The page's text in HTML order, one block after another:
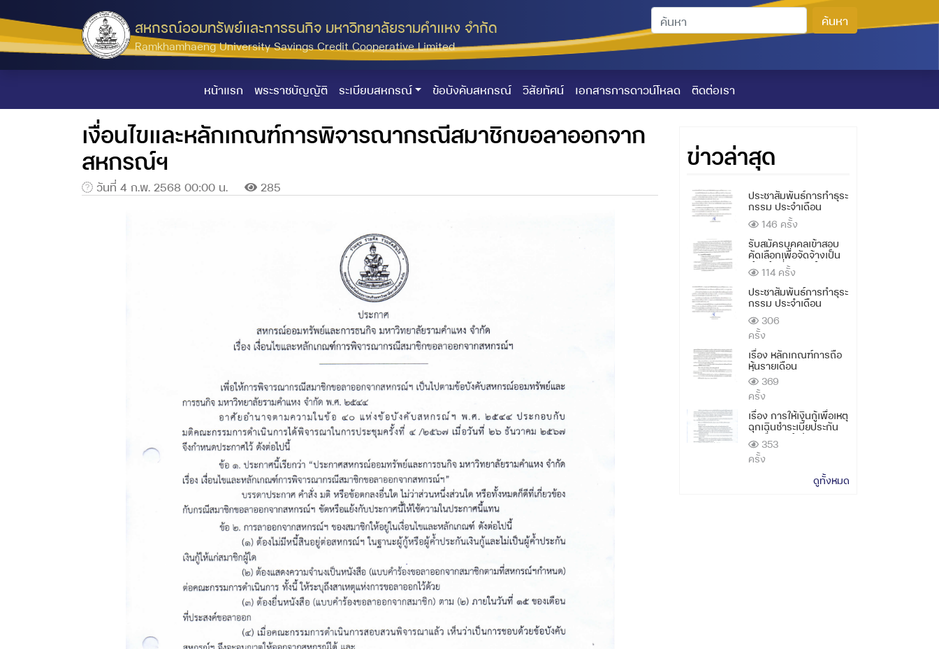
สหกรณ์ออมทรัพย์และการธนกิจ มหาวิทยาลัยรามคำแหง จำกัด
Ramkhamhaeng University Savings Credit Cooperative Limited
ค้นหา
หน้าแรก พระราชบัญญัติ ระเบียบสหกรณ์ ข้อบังคับสหกรณ์ วิสัยทัศน์ เอกสารการดาวน์โหลด ติดต่อเรา
เงื่อนไขและหลักเกณฑ์การพิจารณากรณีสมาชิกขอลาออกจาก
สหกรณ์ฯ
วันที่ 4 ก.พ. 2568 00:00 น. 285
ข่าวล่าสุด
ประชาสัมพันธ์การทำธุระ
กรรม ประจำเดือน
สิงหาคม 2569
146 ครั้ง
รับสมัครบุคคลเข้าสอบ
คัดเลือกเพื่อจัดจ้างเป็น
เจ้าหน้าที่สหกรณ์
ตำแหน่งเจ้าหน้าที่การ
เงิน 1 อัตรา
114 ครั้ง
ประชาสัมพันธ์การทำธุระ
กรรม ประจำเดือน
กรกฎาคม 2569
306
ครั้ง
เรื่อง หลักเกณฑ์การถือ
หุ้นรายเดือน
369
ครั้ง
เรื่อง การให้เงินกู้เพื่อเหตุ
ฉุกเฉินชำระเบี้ยประกัน
สินเชื่อประจำปี 2569
353
ครั้ง
ดูทั้งหมด